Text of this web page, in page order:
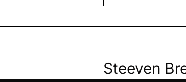
Steeven